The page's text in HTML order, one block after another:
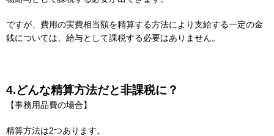
ですが、費用の実費相当額を精算する方法により支給する一定の金
銭については、給与として課税する必要はありません。
4.どんな精算方法だと非課税に？
【事務用品費の場合】
精算方法は2つあります。